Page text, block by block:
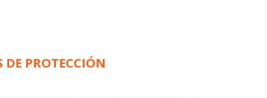
DE PROTECCIÓN